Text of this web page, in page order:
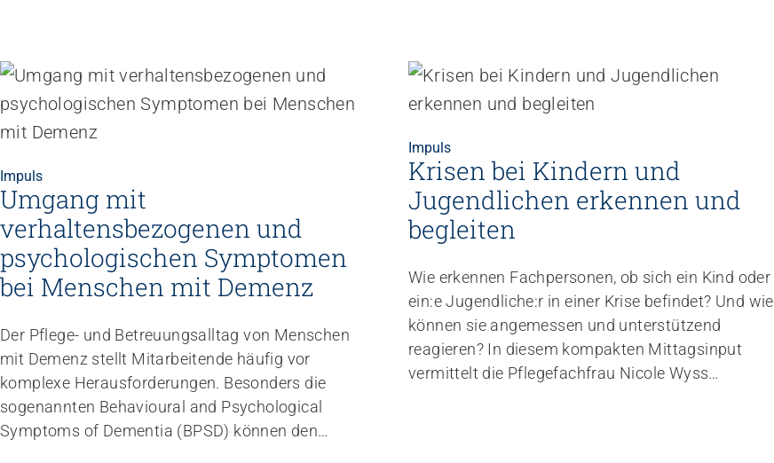
Impuls
Umgang mit
verhaltensbezogenen und
psychologischen Symptomen
bei Menschen mit Demenz
Der Pflege- und Betreuungsalltag von Menschen
mit Demenz stellt Mitarbeitende häufig vor
komplexe Herausforderungen. Besonders die
sogenannten Behavioural and Psychological
Symptoms of Dementia (BPSD) können den
Impuls
Krisen bei Kindern und
Jugendlichen erkennen und
begleiten
Wie erkennen Fachpersonen, ob sich ein Kind oder
ein:e Jugendliche:r in einer Krise befindet? Und wie
können sie angemessen und unterstützend
reagieren? In diesem kompakten Mittagsinput
vermittelt die Pflegefachfrau Nicole Wyss